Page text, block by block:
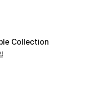
Collection